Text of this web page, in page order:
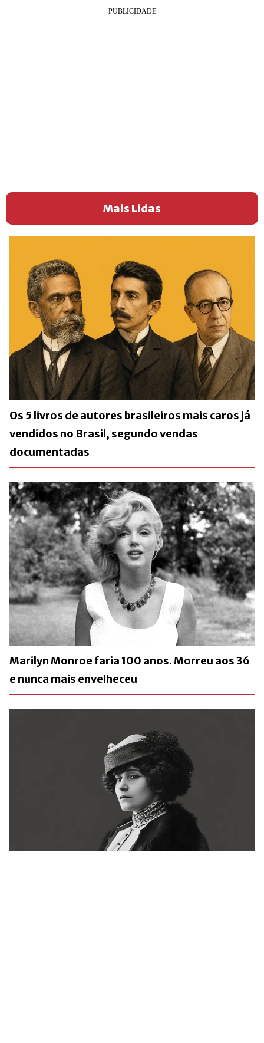
Mais Lidas
Os 5 livros de autores brasileiros mais caros já
vendidos no Brasil, segundo vendas
documentadas
Marilyn Monroe faria 100 anos. Morreu aos 36
e nunca mais envelheceu